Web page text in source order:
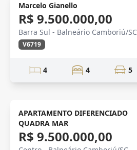
Marcelo Gianello
R$ 9.500.000,00
Barra Sul - Balneário Camboriú/SC
V6719
4 4 5
APARTAMENTO DIFERENCIADO
QUADRA MAR
R$ 9.500.000,00